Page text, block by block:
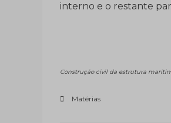
interno e o restante
Construção civil da estrutura
Matérias